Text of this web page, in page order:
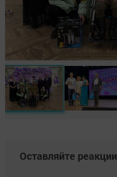
Оставляйте реакции